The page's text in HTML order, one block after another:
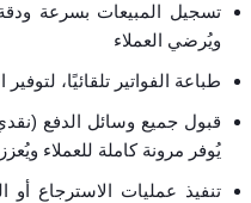
تسجيل المبيعات بسرعة
ويُرضي العملاء
طباعة الفواتير تلقائيًا،
قبول جميع وسائل الدفع
يُوفر مرونة كاملة للعملاء
تنفيذ عمليات الاسترجاع أو